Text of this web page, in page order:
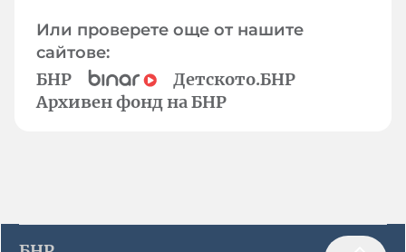
Или проверете още от нашите
сайтове:
БНР
Детското.БНР
Архивен фонд на БНР